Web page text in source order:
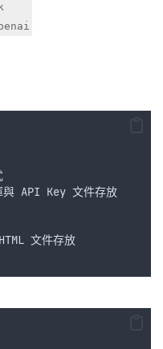
與 API Key 文件存放
HTML 文件存放